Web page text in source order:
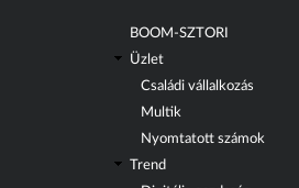
BOOM-SZTORI
Üzlet
Családi vállalkozás
Multik
Nyomtatott számok
Trend